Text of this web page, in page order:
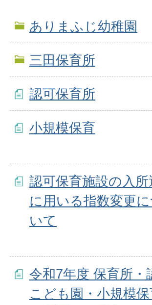
ありまふじ幼稚園
三田保育所
認可保育所
小規模保育
認可保育施設の入所
に用いる指数変更に
いて
令和7年度 保育所・
こども園・小規模保